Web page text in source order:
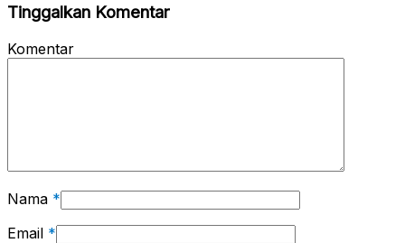
Tinggalkan Komentar
Komentar
Nama *
Email *